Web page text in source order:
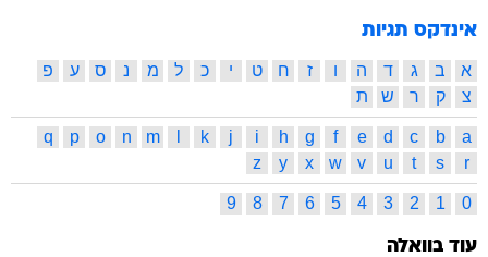
אינדקס תגיות
א ב ג ד ה ו ז ח ט י כ ל מ נ ס ע
פ
צ
ק ר ש ת
a
b
c
d
e
f
g
h
i
j
k
m
n
o
p
q
r
s
t
u
v
w
x
y
z
0
1
2
3
4
5
6
7
8
9
עוד בוואלה